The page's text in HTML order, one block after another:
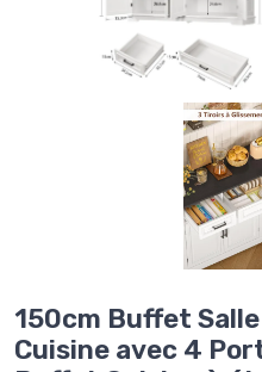
150cm Buffet
Cuisine avec 4